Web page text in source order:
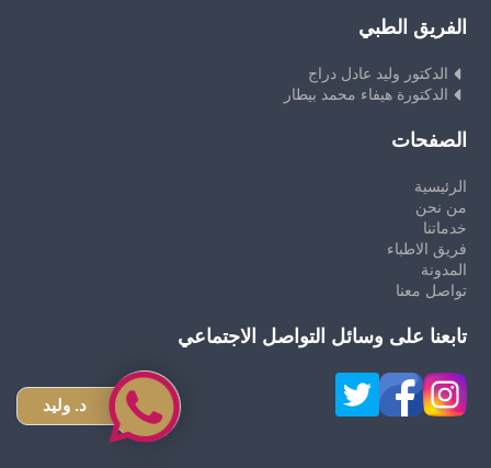
الفريق الطبي
الدكتور وليد عادل دراج
الدكتورة هيفاء محمد بيطار
الصفحات
الرئيسية
من نحن
خدماتنا
فريق الاطباء
المدونة
تواصل معنا
تابعنا على وسائل التواصل الاجتماعي
د. وليد